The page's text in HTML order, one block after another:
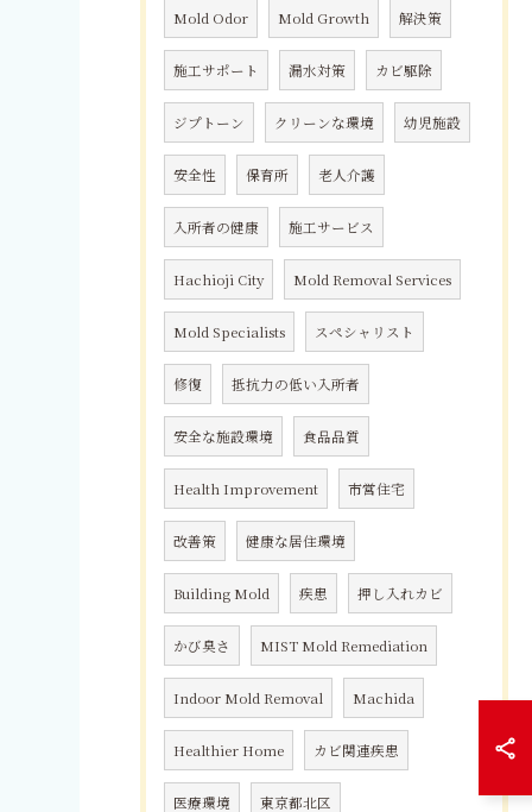
Mold Odor Mold Growth 解決策
施工サポート 漏水対策 カビ駆除
ジプトーン クリーンな環境 幼児施設
安全性 保育所 老人介護
入所者の健康 施工サービス
Hachioji City Mold Removal Services
Mold Specialists スペシャリスト
修復 抵抗力の低い入所者
安全な施設環境 食品品質
Health Improvement 市営住宅
改善策 健康な居住環境
Building Mold 疾患 押し入れカビ
かび臭さ MIST Mold Remediation
Indoor Mold Removal Machida
Healthier Home カビ関連疾患
医療環境 東京都北区